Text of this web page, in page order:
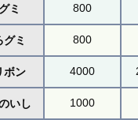
ミ 800
グミ 800
ボン 4000
いし 1000